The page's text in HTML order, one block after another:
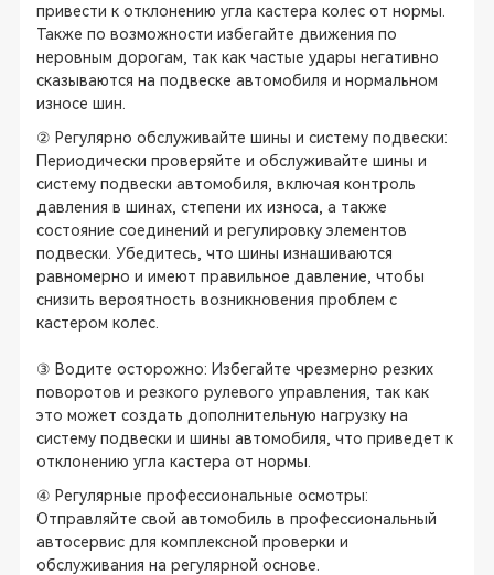
привести к отклонению угла кастера колес от нормы.
Также по возможности избегайте движения по
неровным дорогам, так как частые удары негативно
сказываются на подвеске автомобиля и нормальном
износе шин.
② Регулярно обслуживайте шины и систему подвески:
Периодически проверяйте и обслуживайте шины и
систему подвески автомобиля, включая контроль
давления в шинах, степени их износа, а также
состояние соединений и регулировку элементов
подвески. Убедитесь, что шины изнашиваются
равномерно и имеют правильное давление, чтобы
снизить вероятность возникновения проблем с
кастером колес.
③ Водите осторожно: Избегайте чрезмерно резких
поворотов и резкого рулевого управления, так как
это может создать дополнительную нагрузку на
систему подвески и шины автомобиля, что приведет к
отклонению угла кастера от нормы.
④ Регулярные профессиональные осмотры:
Отправляйте свой автомобиль в профессиональный
автосервис для комплексной проверки и
обслуживания на регулярной основе.